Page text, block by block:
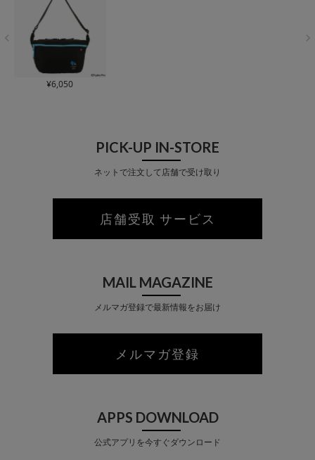
¥6,050
PICK-UP IN-STORE
ネットで注文して店舗で受け取り
店舗受取 サービス
MAIL MAGAZINE
メルマガ登録で最新情報をお届け
メルマガ登録
APPS DOWNLOAD
公式アプリを今すぐダウンロード